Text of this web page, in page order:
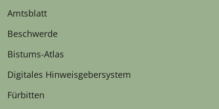
Amtsblatt
Beschwerde
Bistums-Atlas
Digitales Hinweisgebersystem
Fürbitten